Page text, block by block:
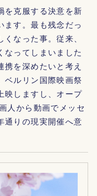
を克服する決意を新
ます。最も残念だっ
なった事。従来、
なってしまいました
を深めたいと考え
ベルリン国際映画祭
映しますし、オープ
人から動画でメッセ
通りの現実開催へ意